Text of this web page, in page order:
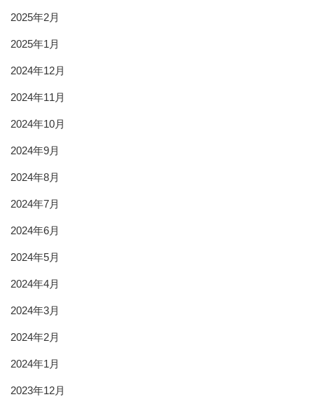
2025年2月
2025年1月
2024年12月
2024年11月
2024年10月
2024年9月
2024年8月
2024年7月
2024年6月
2024年5月
2024年4月
2024年3月
2024年2月
2024年1月
2023年12月